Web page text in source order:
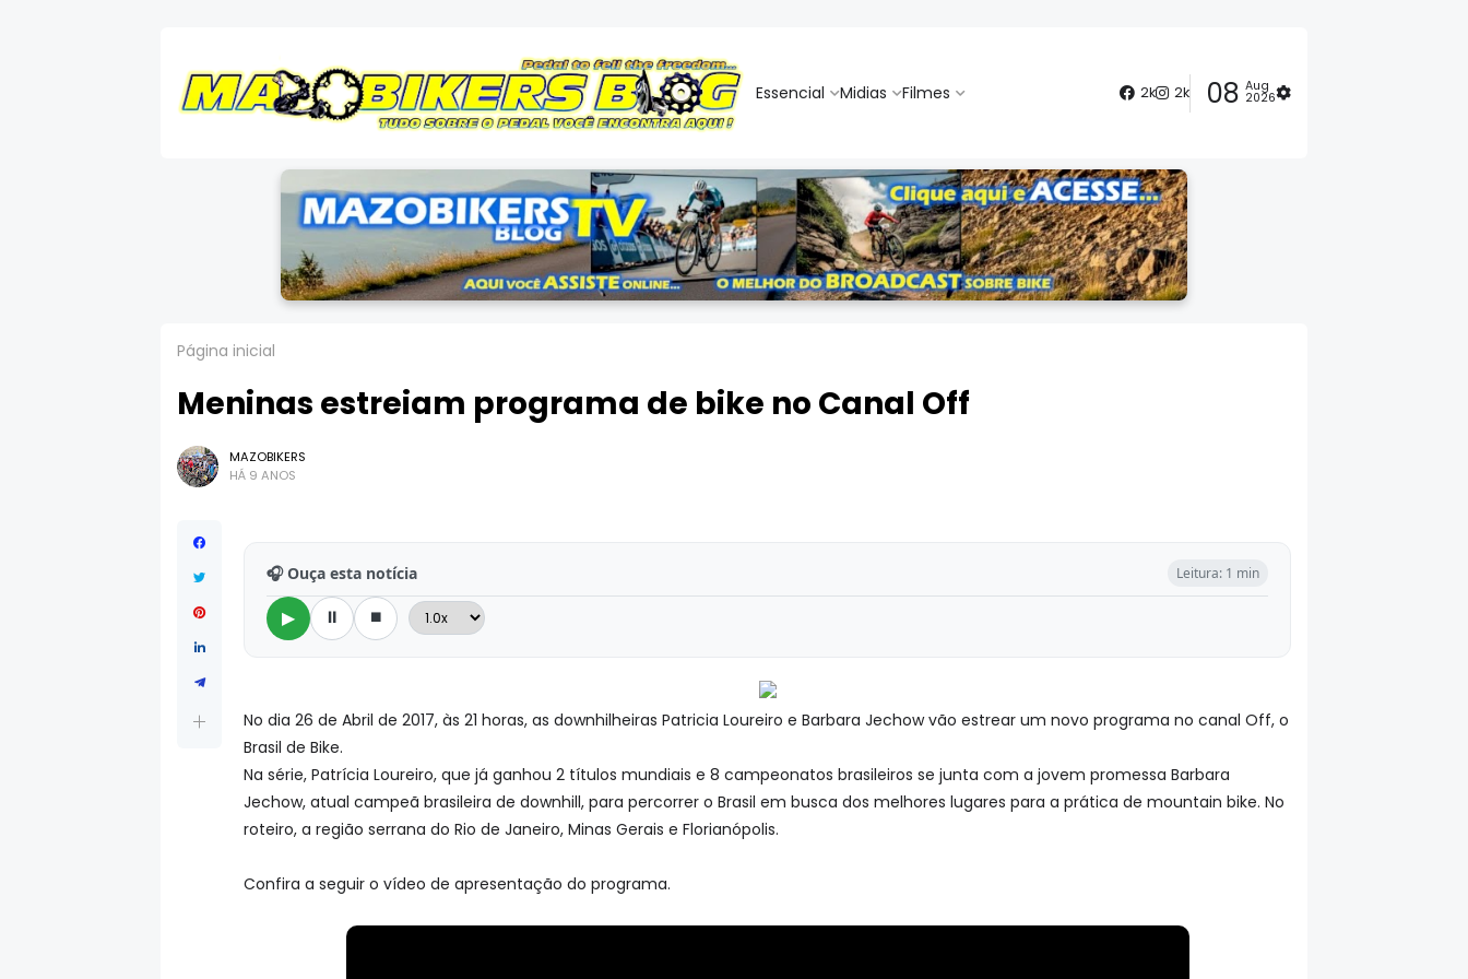
Essencial Midias Filmes 2k 2k 08 Aug
2026
Página inicial
Meninas estreiam programa de bike no Canal Off
MAZOBIKERS
HÁ 9 ANOS
🎧 Ouça esta notícia Leitura: 1 min
▶ ⏸ ⏹
No dia 26 de Abril de 2017, às 21 horas, as downhilheiras Patricia Loureiro e Barbara Jechow vão estrear um novo programa no canal Off, o
Brasil de Bike.
Na série, Patrícia Loureiro, que já ganhou 2 títulos mundiais e 8 campeonatos brasileiros se junta com a jovem promessa Barbara
Jechow, atual campeã brasileira de downhill, para percorrer o Brasil em busca dos melhores lugares para a prática de mountain bike. No
roteiro, a região serrana do Rio de Janeiro, Minas Gerais e Florianópolis.
Confira a seguir o vídeo de apresentação do programa.